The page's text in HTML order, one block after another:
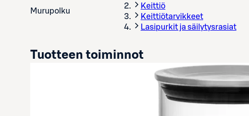
Murupolku
Keittiö
Keittiötarvikkeet
Lasipurkit ja säilytysrasiat
Tuotteen toiminnot